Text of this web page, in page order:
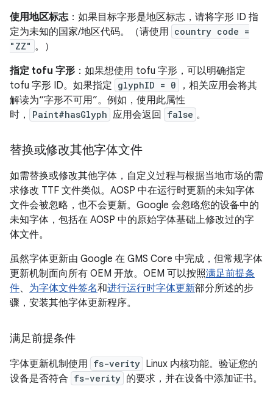
使用地区标志：如果目标字形是地区标志，请将字形 ID 指
定为未知的国家/地区代码。（请使用 country code =
"ZZ" 。）
指定 tofu 字形 ：如果想使用 tofu 字形，可以明确指定
tofu 字形 ID。如果指定 glyphID = 0
，相关应用会将其
解读为“字形不可用”。例如，使用此属性
时，
Paint#hasGlyph 应用会返回 false 。
替换或修改其他字体文件
如需替换或修改其他字体，自定义过程与根据当地市场的需
求修改 TTF 文件类似。AOSP 中在运行时更新的未知字体
文件会被忽略，也不会更新。Google 会忽略您的设备中的
未知字体，包括在 AOSP 中的原始字体基础上修改过的字
体文件。
虽然字体更新由 Google 在 GMS Core 中完成，但常规字体
更新机制面向所有 OEM 开放。OEM 可以按照满足前提条
件、 为字体文件签名和进行运行时字体更新部分所述的步
骤，安装其他字体更新程序。
满足前提条件
字体更新机制使用 fs-verity Linux 内核功能。验证您的
设备是否符合 fs-verity 的要求，并在设备中添加证书。